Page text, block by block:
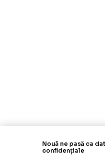
Nouă ne pasă ca
confidențiale